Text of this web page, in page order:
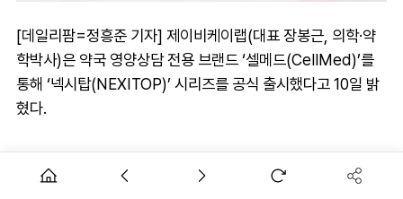
[데일리팜=정흥준 기자] 제이비케이랩(대표 장봉근, 의학·약
학박사)은 약국 영양상담 전용 브랜드 ‘셀메드(CellMed)’를
통해 ‘넥시탑(NEXITOP)’ 시리즈를 공식 출시했다고 10일 밝
혔다.
GLP-1은 위와 장에서 자연스럽게 분비되는 대사 조절 호르몬
으로, 혈당 조절, 식욕 억제, 포만감 유발 등에 핵심적인 역할을